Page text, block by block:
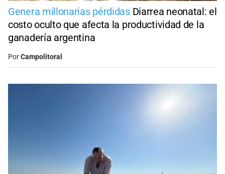
Genera millonarias pérdidas Diarrea neonatal: el
costo oculto que afecta la productividad de la
ganadería argentina
PorCampolitoral